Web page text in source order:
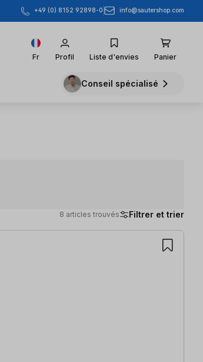
+49 (0) 8152 92898-0 info@sautershop.com
Fr Profil Liste d'envies Panier
Conseil spécialisé
8 articles trouvés Filtrer et trier